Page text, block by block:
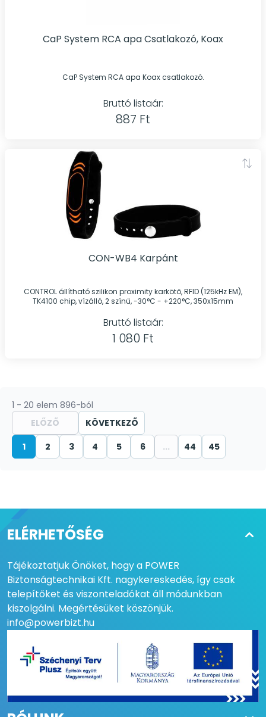
CaP System RCA apa Csatlakozó, Koax
CaP System RCA apa Koax csatlakozó.
Bruttó listaár:
887 Ft
CON-WB4 Karpánt
CONTROL állítható szilikon proximity karkötő, RFID (125kHz EM),
TK4100 chip, vízálló, 2 színű, -30°C - +220°C, 350x15mm
Bruttó listaár:
1 080 Ft
1 - 20 elem 896-ból
ELŐZŐ
1
2 3 4 5 6 ... 44 45
KÖVETKEZŐ
ELÉRHETŐSÉG
Tájékoztatjuk Önöket, hogy a POWER
Biztonságtechnikai Kft. nagykereskedés, így csak
telepítőket és viszonteladókat áll módunkban
kiszolgálni. Megértésüket köszönjük.
info@powerbizt.hu